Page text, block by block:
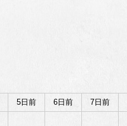
5日前 6日前 7日前